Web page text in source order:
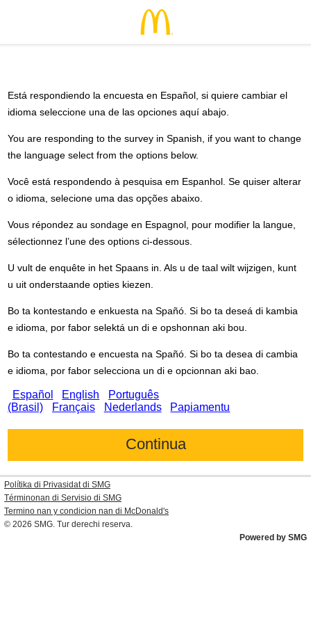
Está respondiendo la encuesta en Español, si quiere cambiar el
idioma seleccione una de las opciones aquí abajo.
You are responding to the survey in Spanish, if you want to change
the language select from the options below.
Você está respondendo à pesquisa em Espanhol. Se quiser alterar
o idioma, selecione uma das opções abaixo.
Vous répondez au sondage en Espagnol, pour modifier la langue,
sélectionnez l’une des options ci-dessous.
U vult de enquête in het Spaans in. Als u de taal wilt wijzigen, kunt
u uit onderstaande opties kiezen.
Bo ta kontestando e enkuesta na Spañó. Si bo ta deseá di kambia
e idioma, por fabor selektá un di e opshonnan aki bou.
Bo ta contestando e encuesta na Spañó. Si bo ta desea di cambia
e idioma, por fabor selecciona un di e opcionnan aki bao.
Español English
Português
(Brasil)
Français Nederlands Papiamentu
Polítika di Privasidat di SMG
Términonan di Servisio di SMG
Termino nan y condicion nan di McDonald's
© 2026 SMG . Tur derechi reserva.
Powered by SMG